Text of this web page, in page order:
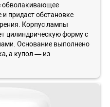
обволакивающее
придаст обстановке
Корпус лампы
цилиндрическую форму с
Основание выполнено
а купол — из